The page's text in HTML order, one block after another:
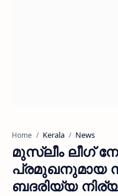
Home Kerala News
മുസ്ലീം ലീഗ്
പ്രമുഖനുമായ
ബദരിയ്യ